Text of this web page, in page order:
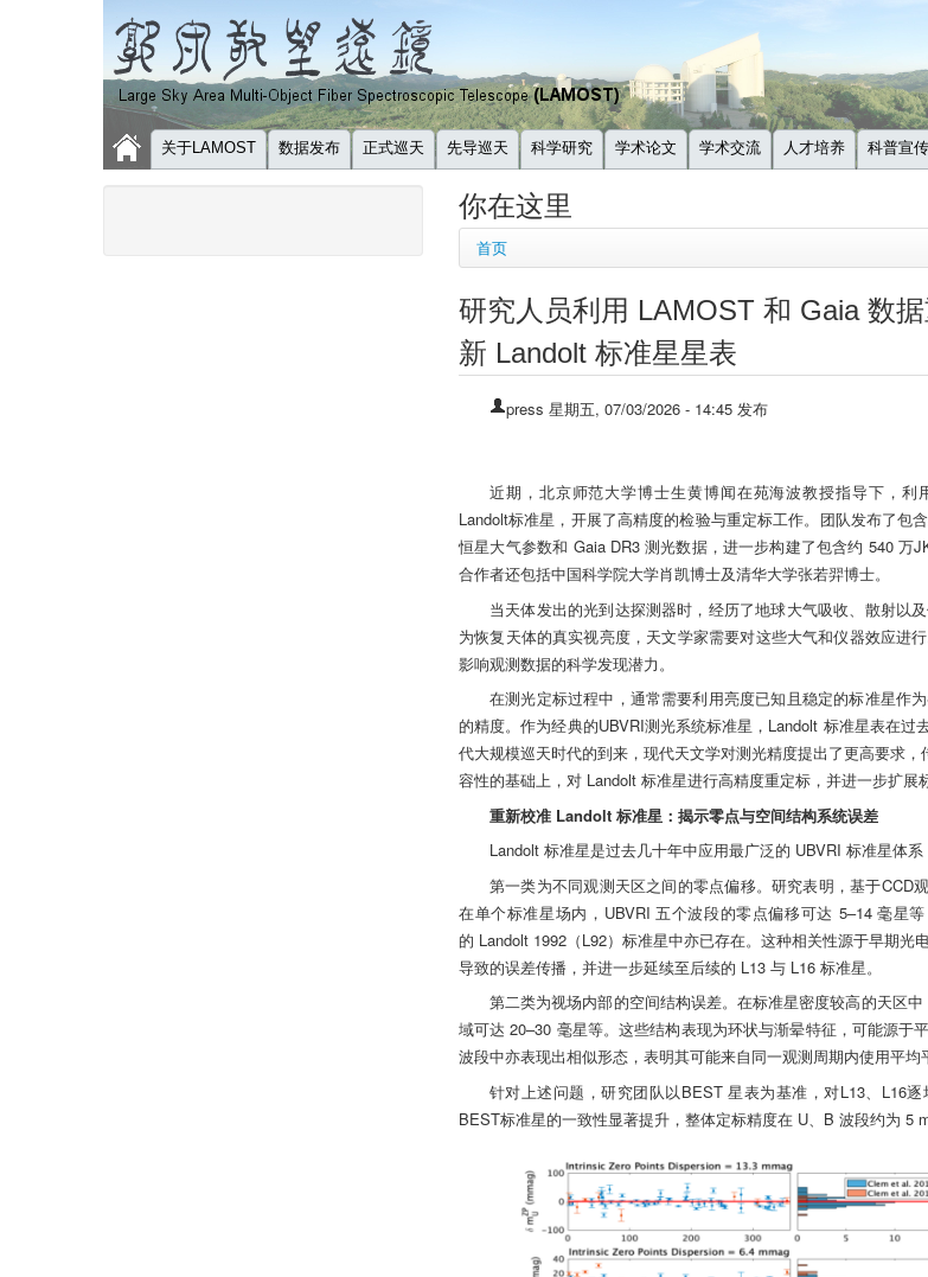
关于LAMOST 数据发布 正式巡天 先导巡天 科学研究 学术论文 学术交流 人才培养 科普宣传
你在这里
首页
研究人员利用 LAMOST 和 Gaia 数
新 Landolt 标准星星表
press 星期五, 07/03/2026 - 14:45 发布
近期，北京师范大学博士生黄博闻在苑海波教授指导下，利
Landolt标准星，开展了高精度的检验与重定标工作。团队发布了
恒星大气参数和 Gaia DR3 测光数据，进一步构建了包含约 540 万
合作者还包括中国科学院大学肖凯博士及清华大学张若羿博士。
当天体发出的光到达探测器时，经历了地球大气吸收、散射以
为恢复天体的真实视亮度，天文学家需要对这些大气和仪器效应进
影响观测数据的科学发现潜力。
在测光定标过程中，通常需要利用亮度已知且稳定的标准星作
的精度。作为经典的UBVRI测光系统标准星，Landolt 标准星表在
代大规模巡天时代的到来，现代天文学对测光精度提出了更高要求
容性的基础上，对 Landolt 标准星进行高精度重定标，并进一步扩展
重新校准 Landolt 标准星：揭示零点与空间结构系统误差
Landolt 标准星是过去几十年中应用最广泛的 UBVRI 标准星体系
第一类为不同观测天区之间的零点偏移。研究表明，基于CCD
在单个标准星场内，UBVRI 五个波段的零点偏移可达 5–14 毫星
的 Landolt 1992（L92）标准星中亦已存在。这种相关性源于早期
导致的误差传播，并进一步延续至后续的 L13 与 L16 标准星。
第二类为视场内部的空间结构误差。在标准星密度较高的天区
域可达 20–30 毫星等。这些结构表现为环状与渐晕特征，可能源
波段中亦表现出相似形态，表明其可能来自同一观测周期内使用平均
针对上述问题，研究团队以BEST 星表为基准，对L13、L16
BEST标准星的一致性显著提升，整体定标精度在 U、B 波段约为 5